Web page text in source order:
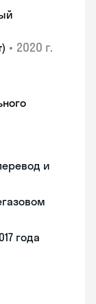
• 2020 г.
и
года